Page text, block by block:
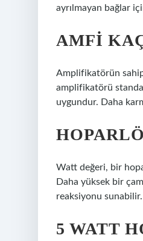
ayrılmayan bağlar
AMFI
Amplifikatörün sahip
amplifikatörü
uygundur. Daha
Watt değeri, bir
Daha yüksek bir
reaksiyonu sunabilir.
5 WATT